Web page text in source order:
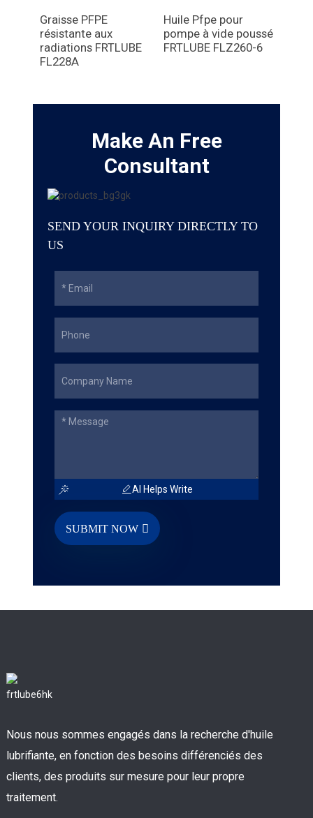
Graisse PFPE
résistante aux
radiations FRTLUBE
FL228A
Huile Pfpe pour
pompe à vide poussé
FRTLUBE FLZ260-6
Make An Free
Consultant
SEND YOUR INQUIRY DIRECTLY TO
US
AI Helps Write
SUBMIT NOW
Nous nous sommes engagés dans la recherche d'huile
lubrifiante, en fonction des besoins différenciés des
clients, des produits sur mesure pour leur propre
traitement.